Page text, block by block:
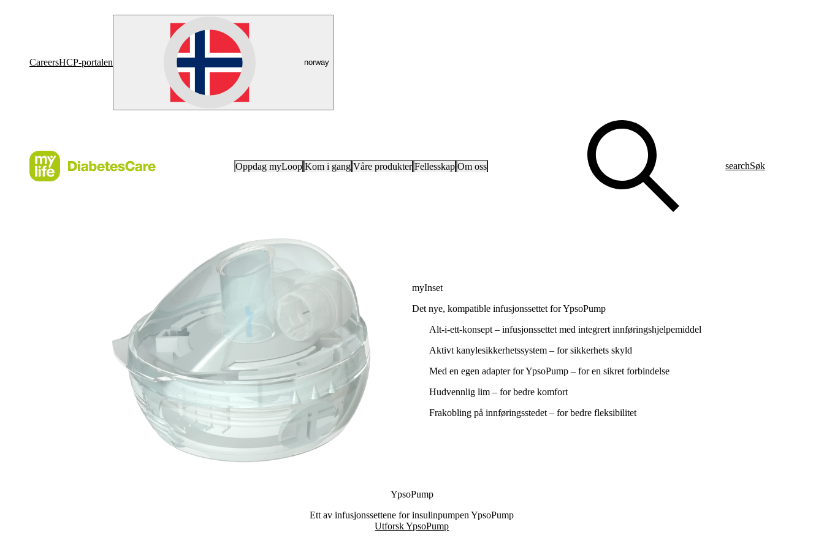
CareersHCP-portalen norway
Oppdag myLoop Kom i gang Våre produkter Fellesskap Om oss searchSøk
myInset
Det nye, kompatible infusjonssettet for YpsoPump
Alt-i-ett-konsept – infusjonssettet med integrert innføringshjelpemiddel
Aktivt kanylesikkerhetssystem – for sikkerhets skyld
Med en egen adapter for YpsoPump – for en sikret forbindelse
Hudvennlig lim – for bedre komfort
Frakobling på innføringsstedet – for bedre fleksibilitet
YpsoPump
Ett av infusjonssettene for insulinpumpen YpsoPump
Utforsk YpsoPump